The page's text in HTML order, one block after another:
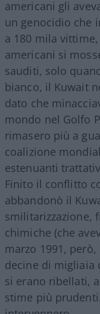
americani gli
un genocidio che
a 180 mila
americani si
sauditi, solo
bianco, il Kuwait
dato che
mondo nel Golfo
rimasero più a
coalizione
estenuanti
Finito il conflitto
abbandonò il
smilitarizzazione,
chimiche (che
marzo 1991,
decine di migliaia
si erano ribellati,
stime più